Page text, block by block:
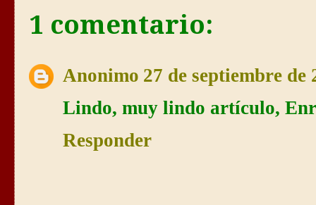
1 comentario:
Anonimo 27 de septiembre de
Lindo, muy lindo artículo,
Responder